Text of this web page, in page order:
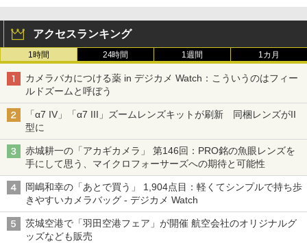
アクセスランキング
1時間 24時間 1週間 1カ月
カメラバカにつける薬 in デジカメ Watch：こういうのはフィー
ルドズームと呼ぼう
「α7 IV」「α7 III」ズームレンズキットが刷新 同梱レンズがII
型に
赤城耕一の「アカギカメラ」 第146回：PRO銘の魚眼レンズを
手にして思う、マイクロフォーサーズへの期待と可能性
岡嶋和幸の「あとで買う」 1,904点目：軽くてシンプルで持ち歩
きやすいカメラバッグ - デジカメ Watch
茨城空港で「羽田空港フェア」が開催 航空会社のオリジナルグ
ッズなども販売